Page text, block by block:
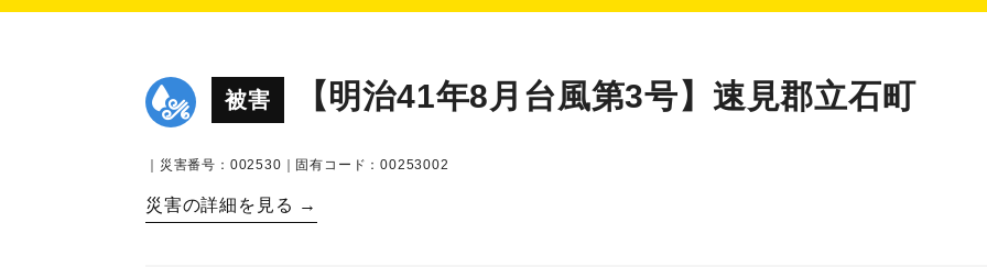
被害 【明治41年8月台風第3号】速見郡立石町
｜災害番号：002530｜固有コード：00253002
災害の詳細を見る →